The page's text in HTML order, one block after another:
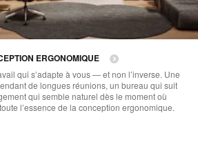
ERGONOMIQUE
qui s’adapte à vous — et non l’inverse. Une
de longues réunions, un bureau qui suit
qui semble naturel dès le moment où
l’essence de la conception ergonomique.